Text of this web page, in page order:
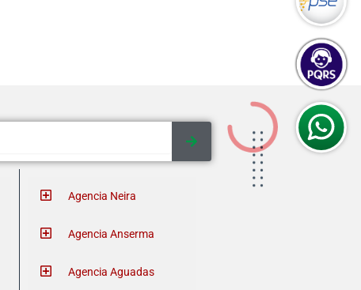
Agencia Neira
Agencia Anserma
Agencia Aguadas